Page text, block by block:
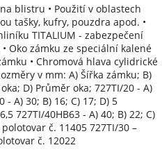
blistru • Použití v oblastech
tašky, kufry, pouzdra apod. •
TITALIUM - zabezpečení
Oko zámku ze speciální kalené
• Chromová hlava cylidrické
v mm: A) Šířka zámku; B)
D) Průměr oka; 727TI/20 - A)
- A) 30; B) 16; C) 17; D) 5
727TI/40HB63 - A) 40; B) 22; C)
č. 11405 727TI/30 –
č. 12022